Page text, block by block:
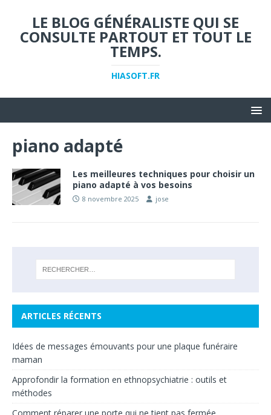
LE BLOG GÉNÉRALISTE QUI SE
CONSULTE PARTOUT ET TOUT LE
TEMPS.
HIASOFT.FR
piano adapté
Les meilleures techniques pour choisir un
piano adapté à vos besoins
8 novembre 2025 jose
ARTICLES RÉCENTS
Idées de messages émouvants pour une plaque funéraire
maman
Approfondir la formation en ethnopsychiatrie : outils et
méthodes